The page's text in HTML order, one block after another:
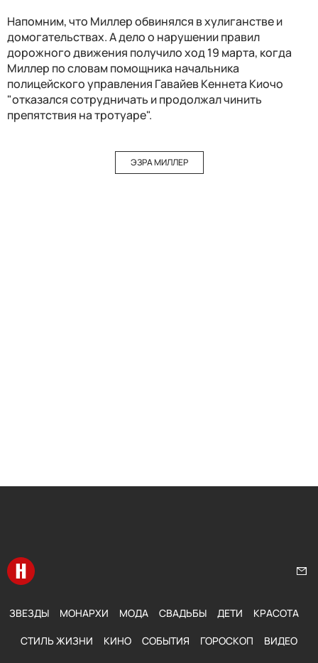
Напомним, что Миллер обвинялся в хулиганстве и
домогательствах. А дело о нарушении правил
дорожного движения получило ход 19 марта, когда
Миллер по словам помощника начальника
полицейского управления Гавайев Кеннета Киочо
"отказался сотрудничать и продолжал чинить
препятствия на тротуаре".
ЭЗРА МИЛЛЕР
Перейти на главную
ЗВЕЗДЫ МОНАРХИ МОДА СВАДЬБЫ ДЕТИ КРАСОТА
СТИЛЬ ЖИЗНИ КИНО СОБЫТИЯ ГОРОСКОП ВИДЕО